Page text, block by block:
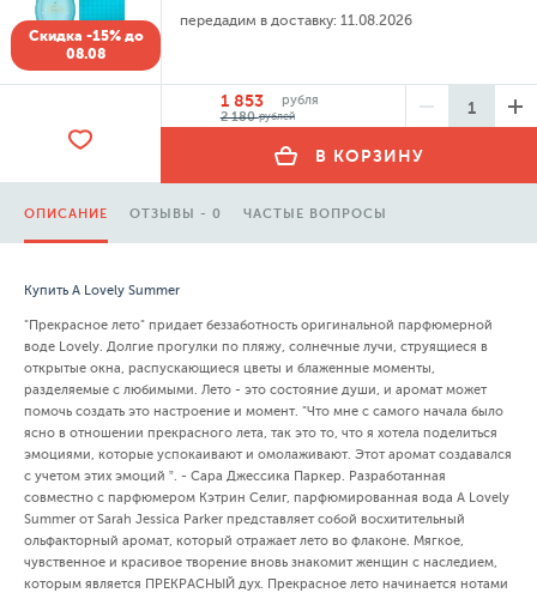
Скидка -15% до
08.08
передадим в доставку: 11.08.2026
1 853
рубля
2 180рублей
В КОРЗИНУ
ОПИСАНИЕ ОТЗЫВЫ - 0 ЧАСТЫЕ ВОПРОСЫ
Купить A Lovely Summer
"Прекрасное лето" придает беззаботность оригинальной парфюмерной
воде Lovely. Долгие прогулки по пляжу, солнечные лучи, струящиеся в
открытые окна, распускающиеся цветы и блаженные моменты,
разделяемые с любимыми. Лето - это состояние души, и аромат может
помочь создать это настроение и момент. "Что мне с самого начала было
ясно в отношении прекрасного лета, так это то, что я хотела поделиться
эмоциями, которые успокаивают и омолаживают. Этот аромат создавался
с учетом этих эмоций ”. - Сара Джессика Паркер. Разработанная
совместно с парфюмером Кэтрин Селиг, парфюмированная вода A Lovely
Summer от Sarah Jessica Parker представляет собой восхитительный
ольфакторный аромат, который отражает лето во флаконе. Мягкое,
чувственное и красивое творение вновь знакомит женщин с наследием,
которым является ПРЕКРАСНЫЙ дух. Прекрасное лето начинается нотами